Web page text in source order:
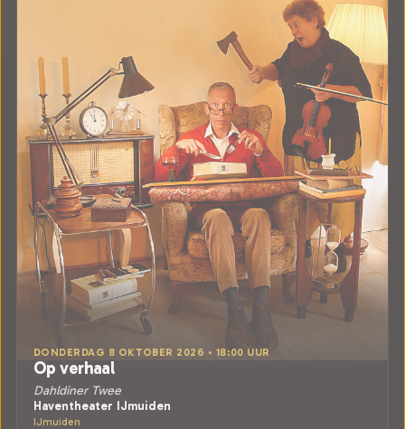
DONDERDAG 8 OKTOBER 2026 • 18:00 UUR
Op verhaal
Dahldiner Twee
Haventheater IJmuiden
IJmuiden